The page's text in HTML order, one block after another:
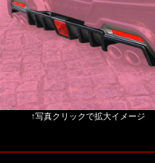
↑写真クリックで拡大イメージ